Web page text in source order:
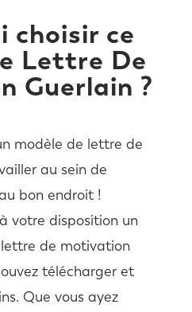
choisir ce
Lettre De
Guerlain ?
modèle de lettre de
au sein de
bon endroit !
votre disposition un
de motivation
télécharger et
Que vous ayez